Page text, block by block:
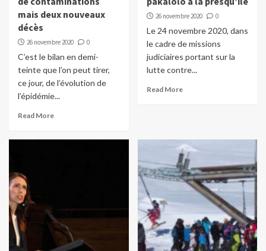
mais deux nouveaux
décès
26 novembre 2020 0
C’est le bilan en demi-
teinte que l’on peut tirer,
ce jour, de l’évolution de
l’épidémie...
Read More
26 novembre 2020 0
Le 24 novembre 2020, dans
le cadre de missions
judiciaires portant sur la
lutte contre...
Read More